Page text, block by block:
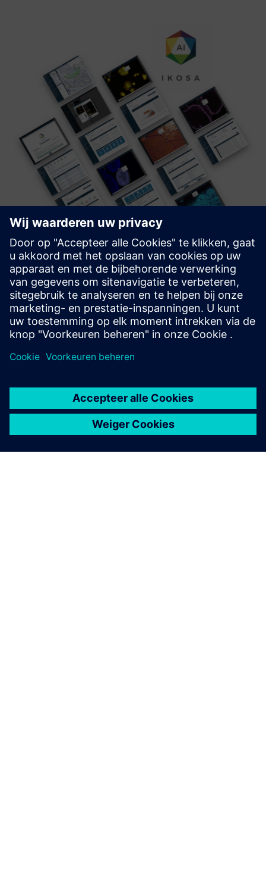
IKOSA Image Analysis Platform
The essential AI layer for bioimaging-driven R&D - trusted
and collaborative by design, transparent in outputs, and
fast to scale across assays, cohorts, and biomarker
workflows.
Meer informatie